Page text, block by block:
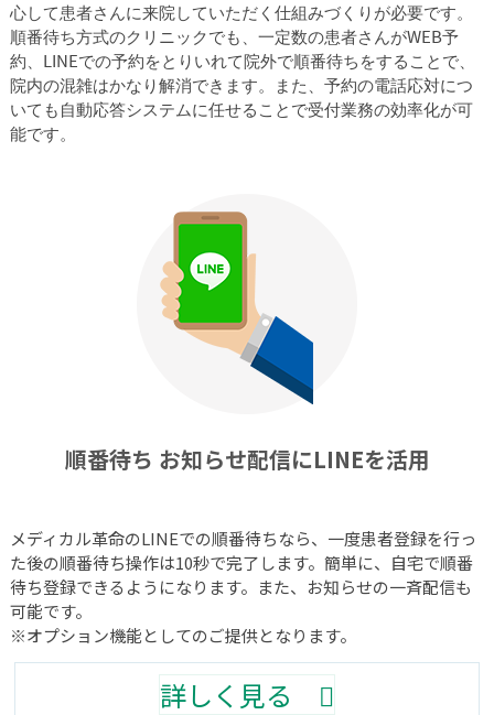
心して患者さんに来院していただく仕組みづくりが必要です。
順番待ち方式のクリニックでも、一定数の患者さんがWEB予
約、LINEでの予約をとりいれて院外で順番待ちをすることで、
院内の混雑はかなり解消できます。また、予約の電話応対につ
いても自動応答システムに任せることで受付業務の効率化が可
能です。
順番待ち お知らせ配信にLINEを活用
メディカル革命のLINEでの順番待ちなら、一度患者登録を行っ
た後の順番待ち操作は10秒で完了します。簡単に、自宅で順番
待ち登録できるようになります。また、お知らせの一斉配信も
可能です。
※オプション機能としてのご提供となります。
詳しく見る